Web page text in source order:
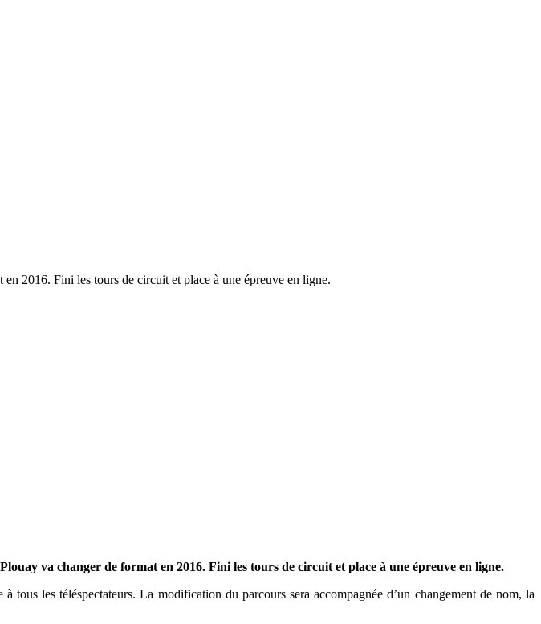
2016. Fini les tours de circuit et place à une épreuve en ligne.
va changer de format en 2016. Fini les tours de circuit et place à une épreuve en ligne.
les téléspectateurs. La modification du parcours sera accompagnée d’un changement de nom, la